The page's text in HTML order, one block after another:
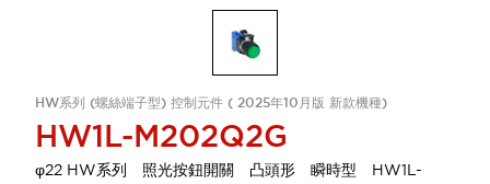
HW系列 (螺絲端子型) 控制元件 ( 2025年10月版 新款機種)
HW1L-M202Q2G
φ22 HW系列 照光按鈕開關 凸頭形 瞬時型 HW1L-